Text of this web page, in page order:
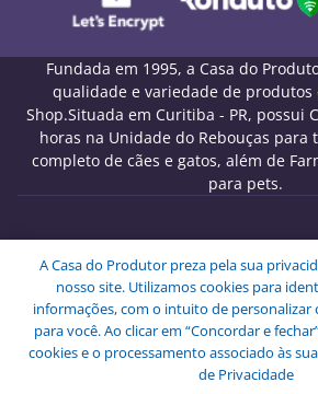
Fundada em 1995, a Casa do
qualidade e variedade de produtos
Shop.Situada em Curitiba - PR, possui
horas na Unidade do Rebouças para
completo de cães e gatos, além de
para pets.
09.439.591/0001-72
Endereço: Rua Engenheiros
Curitiba - PR - CEP:
Copyright © Melo Pet Shop
Todos os Direitos
A Casa do Produtor preza pela sua
nosso site. Utilizamos cookies para
informações, com o intuito de personalizar
para você. Ao clicar em “Concordar e
cookies e o processamento associado às
de Privacidade